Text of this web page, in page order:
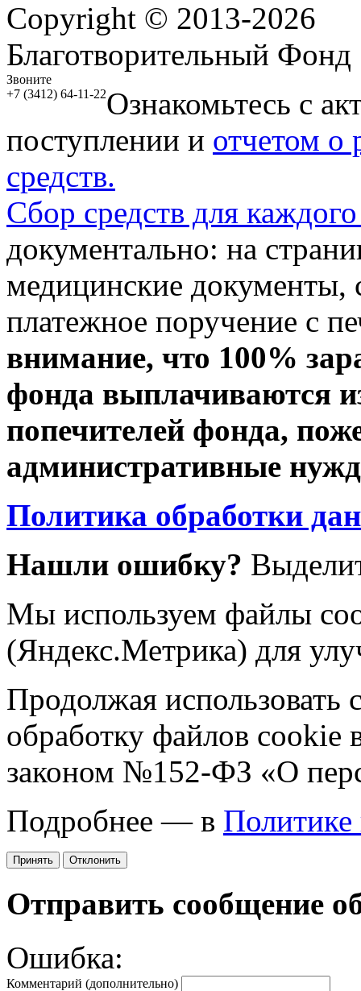
Copyright © 2013-2026
Благотворительный
Звоните
+7 (3412) 64-11-22Ознакомьтесь с
поступлении и отчетом о
средств.
Сбор средств для
документально: на
медицинские документы,
платежное поручение с
внимание, что 100%
фонда выплачиваются
попечителей фонда,
административные
Политика обработки
Нашли ошибку?
Мы используем файлы
(Яндекс.Метрика) для
Продолжая использовать
обработку файлов cookie
законом №152-ФЗ «О
Подробнее — в Политике
Принять Отклонить
Отправить сообщение
Ошибка:
Комментарий (дополнительно)